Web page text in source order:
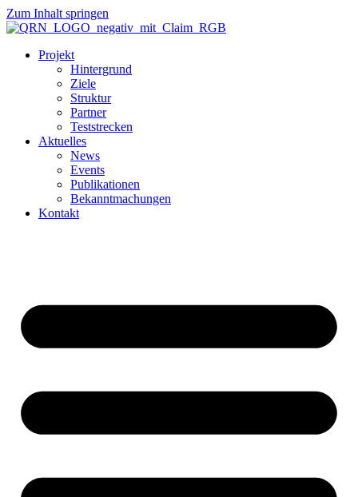
Zum Inhalt springen
Projekt
Hintergrund
Ziele
Struktur
Partner
Teststrecken
Aktuelles
News
Events
Publikationen
Bekanntmachungen
Kontakt